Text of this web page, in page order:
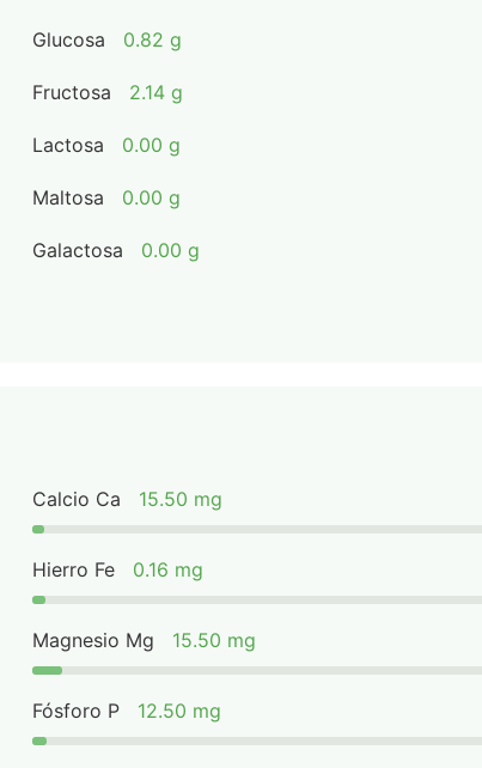
Glucosa 0.82 g
Fructosa 2.14 g
Lactosa 0.00 g
Maltosa 0.00 g
Galactosa 0.00 g
Calcio Ca 15.50 mg
Hierro Fe 0.16 mg
Magnesio Mg 15.50 mg
Fósforo P 12.50 mg